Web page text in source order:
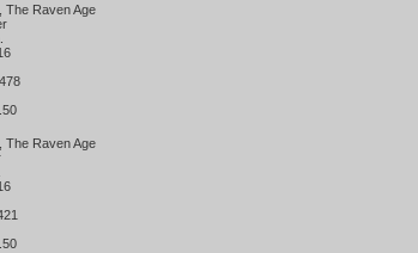
The Raven Age
The Raven Age